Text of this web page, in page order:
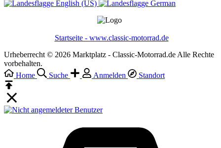
English (US)‎ German‎
Startseite - www.classic-motorrad.de
Urheberrecht © 2026 Marktplatz - Classic-Motorrad.de Alle Rechte
vorbehalten.
Home
Suche Anmelden Standort